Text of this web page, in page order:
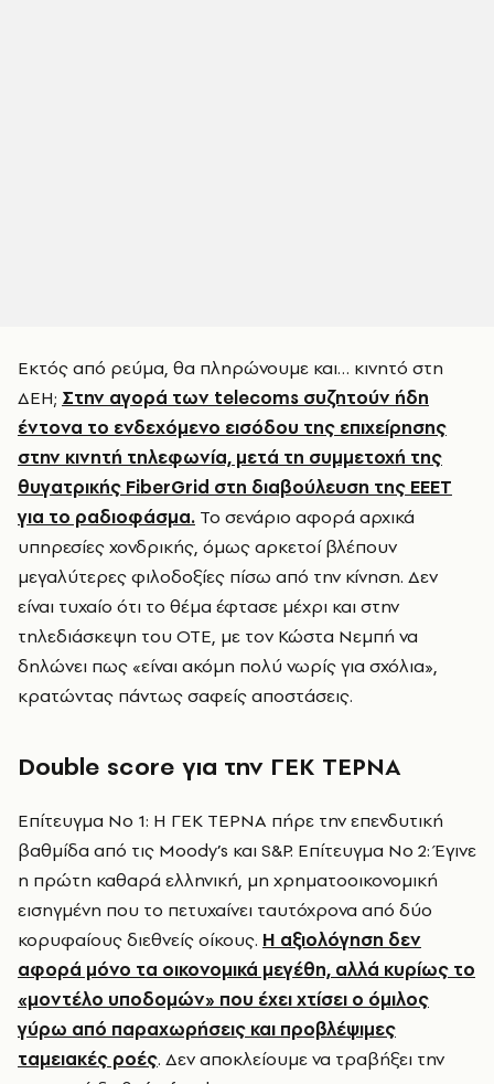
Εκτός από ρεύμα, θα πληρώνουμε και… κινητό στη
ΔΕΗ; Στην αγορά των telecoms συζητούν ήδη
έντονα το ενδεχόμενο εισόδου της επιχείρησης
στην κινητή τηλεφωνία, μετά τη συμμετοχή της
θυγατρικής FiberGrid στη διαβούλευση της ΕΕΕΤ
για το ραδιοφάσμα. Το σενάριο αφορά αρχικά
υπηρεσίες χονδρικής, όμως αρκετοί βλέπουν
μεγαλύτερες φιλοδοξίες πίσω από την κίνηση. Δεν
είναι τυχαίο ότι το θέμα έφτασε μέχρι και στην
τηλεδιάσκεψη του ΟΤΕ, με τον Κώστα Νεμπή να
δηλώνει πως «είναι ακόμη πολύ νωρίς για σχόλια»,
κρατώντας πάντως σαφείς αποστάσεις.
Double score για την ΓΕΚ ΤΕΡΝΑ
Επίτευγμα Νο 1: Η ΓΕΚ ΤΕΡΝΑ πήρε την επενδυτική
βαθμίδα από τις Moody’s και S&P. Επίτευγμα Νο 2: Έγινε
η πρώτη καθαρά ελληνική, μη χρηματοοικονομική
εισηγμένη που το πετυχαίνει ταυτόχρονα από δύο
κορυφαίους διεθνείς οίκους. Η αξιολόγηση δεν
αφορά μόνο τα οικονομικά μεγέθη, αλλά κυρίως το
«μοντέλο υποδομών» που έχει χτίσει ο όμιλος
γύρω από παραχωρήσεις και προβλέψιμες
ταμειακές ροές. Δεν αποκλείουμε να τραβήξει την